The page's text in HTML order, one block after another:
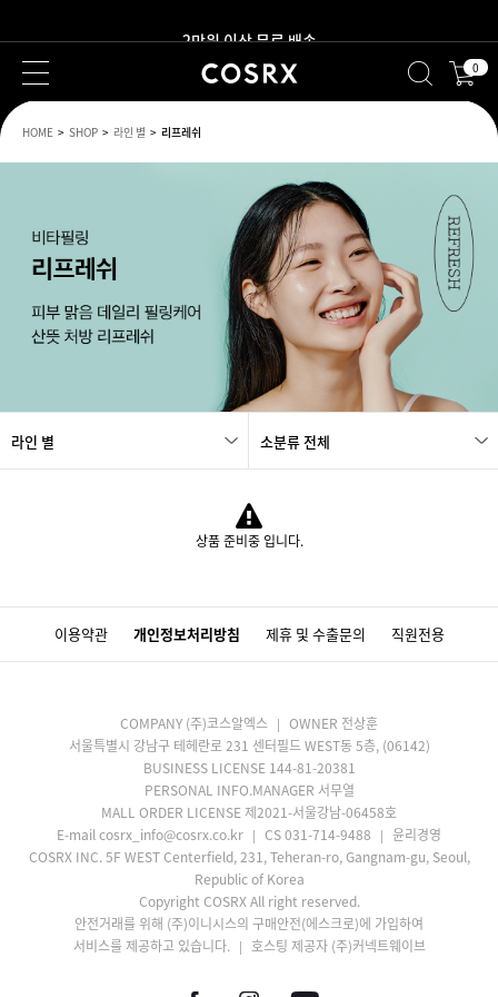
0
HOME SHOP 라인 별 리프레쉬
상품 준비중 입니다.
이용약관 개인정보처리방침 제휴 및 수출문의 직원전용
COMPANY (주)코스알엑스
OWNER 전상훈
서울특별시 강남구 테헤란로 231 센터필드 WEST동 5층, (06142)
BUSINESS LICENSE 144-81-20381
PERSONAL INFO.MANAGER 서무열
MALL ORDER LICENSE 제2021-서울강남-06458호
E-mail cosrx_info@cosrx.co.kr
CS 031-714-9488
윤리경영
COSRX INC. 5F WEST Centerfield, 231, Teheran-ro, Gangnam-gu, Seoul,
Republic of Korea
Copyright COSRX All right reserved.
안전거래를 위해 (주)이니시스의 구매안전(에스크로)에 가입하여
서비스를 제공하고 있습니다.
호스팅 제공자 (주)커넥트웨이브